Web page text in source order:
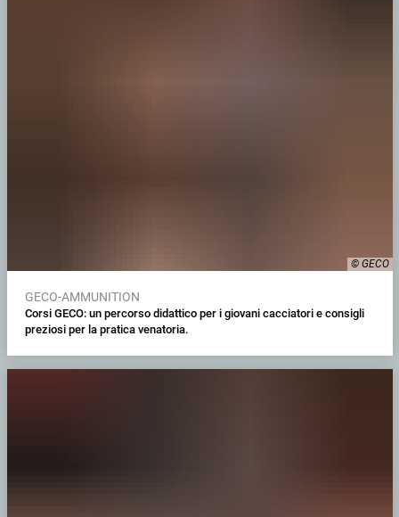
© GECO
GECO-AMMUNITION
Corsi GECO: un percorso didattico per i giovani cacciatori e consigli
preziosi per la pratica venatoria.